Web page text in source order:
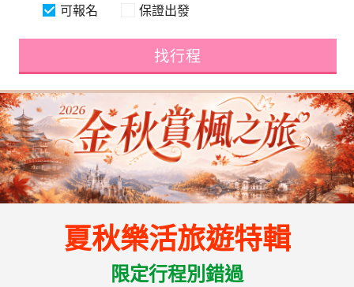
可報名 保證出發
找行程
夏秋樂活旅遊特輯
限定行程別錯過